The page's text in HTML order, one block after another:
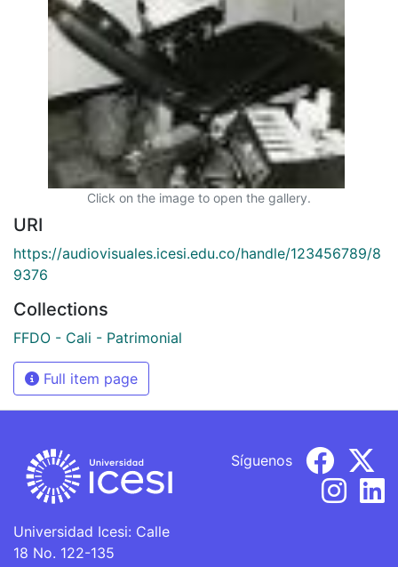
Click on the image to open the gallery.
URI
https://audiovisuales.icesi.edu.co/handle/123456789/8
9376
Collections
FFDO - Cali - Patrimonial
Full item page
Universidad Icesi: Calle
18 No. 122-135
Síguenos